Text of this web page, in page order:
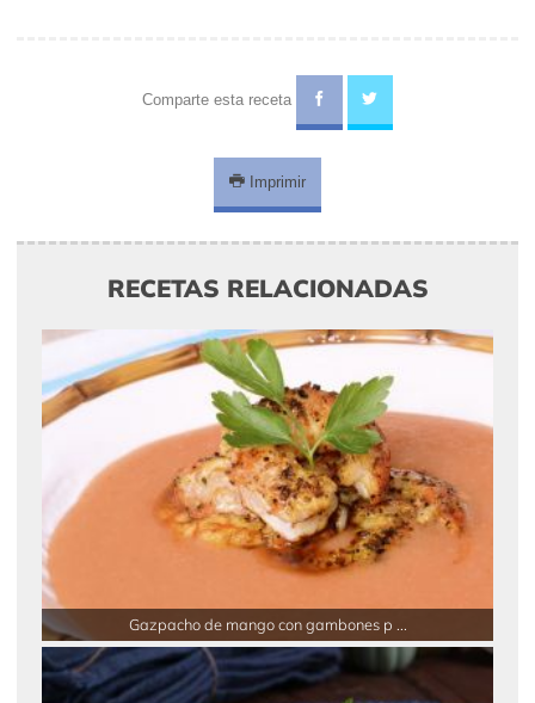
Comparte esta receta
Imprimir
RECETAS RELACIONADAS
Gazpacho de mango con gambones p ...